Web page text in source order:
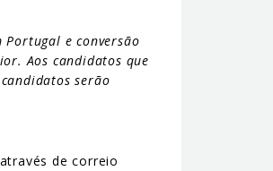
e conversão
Aos candidatos que
serão
de correio